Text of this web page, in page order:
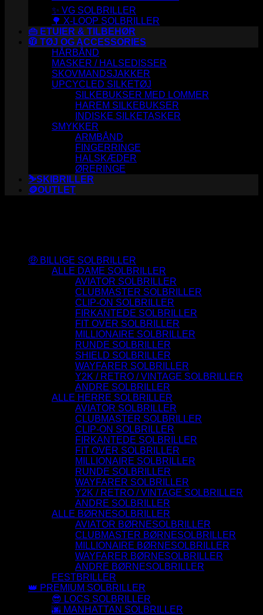
✨ VG SOLBRILLER
🌳 X-LOOP SOLBRILLER
👜 ETUIER & TILBEHØR
🧥 TØJ OG ACCESSORIES
HÅRBÅND
MASKER / HALSEDISSER
SKOVMANDSJAKKER
UPCYCLED SILKETØJ
SILKEBUKSER MED LOMMER
HAREM SILKEBUKSER
INDISKE SILKETASKER
SMYKKER
ARMBÅND
FINGERRINGE
HALSKÆDER
ØRERINGE
⛷️SKIBRILLER
🪙OUTLET
🤑 BILLIGE SOLBRILLER
ALLE DAME SOLBRILLER
AVIATOR SOLBRILLER
CLUBMASTER SOLBRILLER
CLIP-ON SOLBRILLER
FIRKANTEDE SOLBRILLER
FIT OVER SOLBRILLER
MILLIONAIRE SOLBRILLER
RUNDE SOLBRILLER
SHIELD SOLBRILLER
WAYFARER SOLBRILLER
Y2K / RETRO / VINTAGE SOLBRILLER
ANDRE SOLBRILLER
ALLE HERRE SOLBRILLER
AVIATOR SOLBRILLER
CLUBMASTER SOLBRILLER
CLIP-ON SOLBRILLER
FIRKANTEDE SOLBRILLER
FIT OVER SOLBRILLER
MILLIONAIRE SOLBRILLER
RUNDE SOLBRILLER
WAYFARER SOLBRILLER
Y2K / RETRO / VINTAGE SOLBRILLER
ANDRE SOLBRILLER
ALLE BØRNESOLBRILLER
AVIATOR BØRNESOLBRILLER
CLUBMASTER BØRNESOLBRILLER
MILLIONAIRE BØRNESOLBRILLER
WAYFARER BØRNESOLBRILLER
ANDRE BØRNESOLBRILLER
FESTBRILLER
👑 PREMIUM SOLBRILLER
😎 LOCS SOLBRILLER
🌆 MANHATTAN SOLBRILLER